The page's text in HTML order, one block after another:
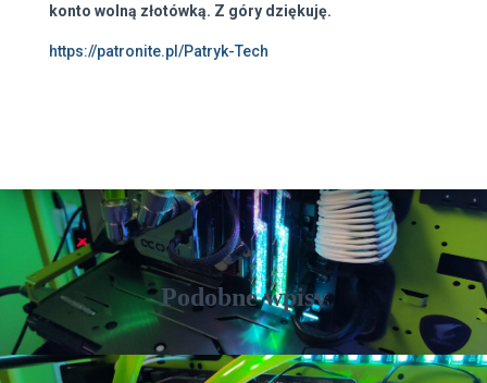
konto wolną złotówką. Z góry dziękuję.
https://patronite.pl/Patryk-Tech
Podobne wpisy